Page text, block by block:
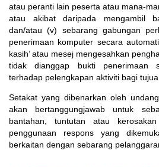
atau peranti lain peserta atau mana-
atau akibat daripada mengambil
dan/atau (v) sebarang gabungan
penerimaan komputer secara
kasih’ atau mesej mengesahkan
tidak dianggap bukti penerimaan
terhadap pelengkapan aktiviti bagi
Setakat yang dibenarkan oleh
akan bertanggungjawab untuk
bantahan, tuntutan atau
penggunaan respons yang
berkaitan dengan sebarang